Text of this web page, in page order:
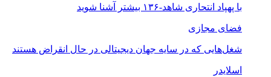
با پهپاد انتحاری شاهد-۱۳۶ بیشتر آشنا شوید
فضای مجازی
شغل‌‌هایی که در سایه جهان دیجیتالی در حال انقراض هستند
اسلایدر